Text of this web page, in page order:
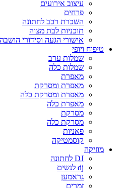
עיצוב אירועים
פרחים
השכרת רכב לחתונה
תוכניות לבת מצוה
אישורי הגעה וסידורי הושבה
טיפוח ויופי
שמלות ערב
שמלות כלה
מאפרת
מאפרת ומסרקת
מאפרת ומסרקת כלה
מאפרת כלה
מסרקת
מסרקת כלה
פאניות
קוסמטיקה
מוזיקה
DJ לחתונה
dj לנשים
גראמען
זמרים